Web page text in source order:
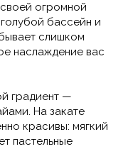
огромной
бассейн и
слишком
наслаждение вас
градиент —
На закате
красивы: мягкий
пастельные